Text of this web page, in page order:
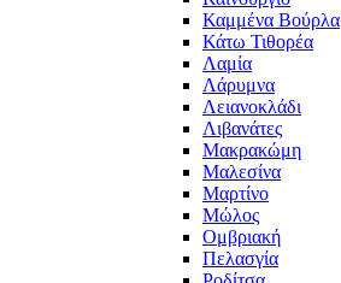
Καμμένα Βούρλα
Κάτω Τιθορέα
Λαμία
Λάρυμνα
Λειανοκλάδι
Λιβανάτες
Μακρακώμη
Μαλεσίνα
Μαρτίνο
Μώλος
Ομβριακή
Πελασγία